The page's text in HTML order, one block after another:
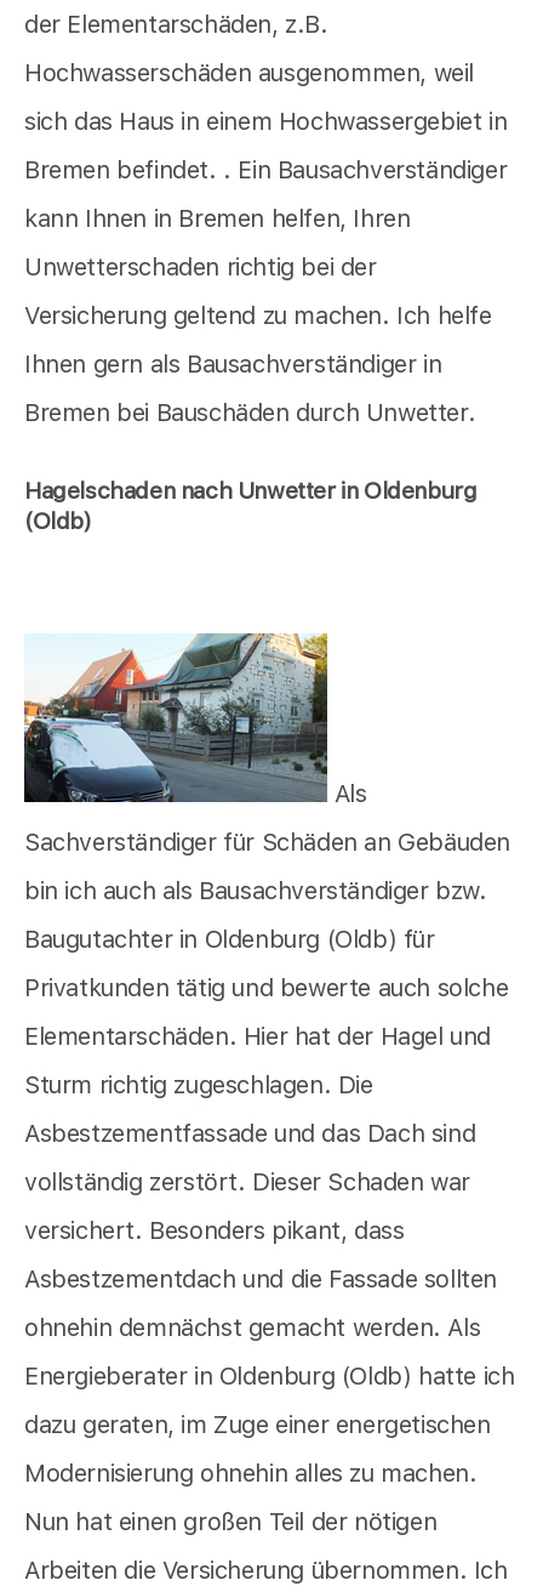
der Elementarschäden, z.B.
Hochwasserschäden ausgenommen, weil
sich das Haus in einem Hochwassergebiet in
Bremen befindet. . Ein Bausachverständiger
kann Ihnen in Bremen helfen, Ihren
Unwetterschaden richtig bei der
Versicherung geltend zu machen. Ich helfe
Ihnen gern als Bausachverständiger in
Bremen bei Bauschäden durch Unwetter.
Hagelschaden nach Unwetter in Oldenburg
(Oldb)
Als
Sachverständiger für Schäden an Gebäuden
bin ich auch als Bausachverständiger bzw.
Baugutachter in Oldenburg (Oldb) für
Privatkunden tätig und bewerte auch solche
Elementarschäden. Hier hat der Hagel und
Sturm richtig zugeschlagen. Die
Asbestzementfassade und das Dach sind
vollständig zerstört. Dieser Schaden war
versichert. Besonders pikant, dass
Asbestzementdach und die Fassade sollten
ohnehin demnächst gemacht werden. Als
Energieberater in Oldenburg (Oldb) hatte ich
dazu geraten, im Zuge einer energetischen
Modernisierung ohnehin alles zu machen.
Nun hat einen großen Teil der nötigen
Arbeiten die Versicherung übernommen. Ich